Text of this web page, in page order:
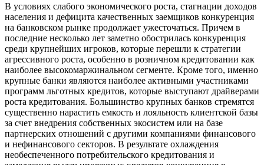
В условиях слабого экономического роста, стагнации доходов
населения и дефицита качественных заемщиков конкуренция
на банковском рынке продолжает ужесточаться. Причем в
последние несколько лет заметно обострилась конкуренция
среди крупнейших игроков, которые перешли к стратегии
агрессивного роста, особенно в розничном кредитовании как
наиболее высокомаржинальном сегменте. Кроме того, именно
крупные банки являются наиболее активными участниками
программ льготных кредитов, которые выступают драйверами
роста кредитования. Большинство крупных банков стремятся
существенно нарастить емкость и лояльность клиентской базы
за счет внедрения собственных экосистем или на базе
партнерских отношений с другими компаниями финансового
и нефинансового секторов. В результате охлаждения
необеспеченного потребительского кредитования и